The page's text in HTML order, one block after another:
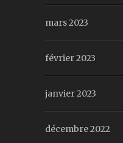
mars 2023
février 2023
janvier 2023
décembre 2022